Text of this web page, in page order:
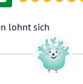
lohnt sich